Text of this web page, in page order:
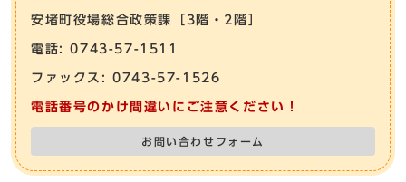
安堵町役場総合政策課［3階・2階］
電話: 0743-57-1511
ファックス: 0743-57-1526
電話番号のかけ間違いにご注意ください！
お問い合わせフォーム